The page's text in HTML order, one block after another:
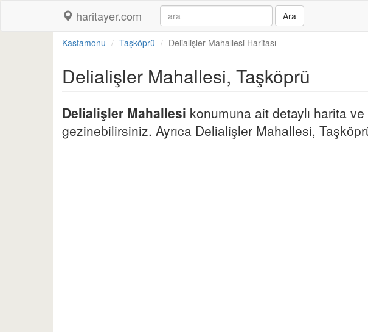
haritayer.com Ara
Kastamonu Taşköprü Delialişler Mahallesi Haritası
Delialişler Mahallesi, Taşköprü
Delialişler Mahallesi konumuna ait detaylı harita
gezinebilirsiniz. Ayrıca Delialişler Mahallesi,